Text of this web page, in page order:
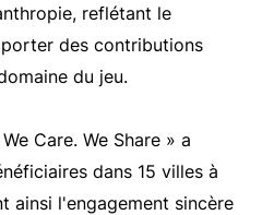
reflétant le
des contributions
du jeu.
Care. We Share » a
dans 15 villes à
ainsi l'engagement sincère